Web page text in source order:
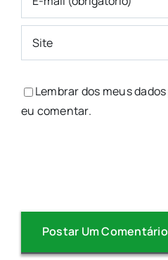
Lembrar dos meus
eu comentar.